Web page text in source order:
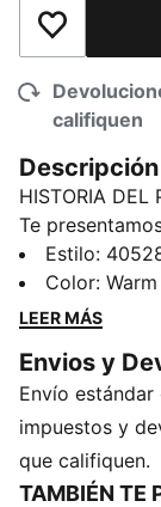
Añadir a la
califiquen
Descripción
HISTORIA DEL
Te
hasta ahora.
y la ciencia.
utilizaron
resultado es
con lo
mezclados y
nuevo viaje
DETALLES
Estilo:
Color:
LEER MÁS
Envios y
Envío
impuestos y
que califiquen.
TAMBIÉN TE